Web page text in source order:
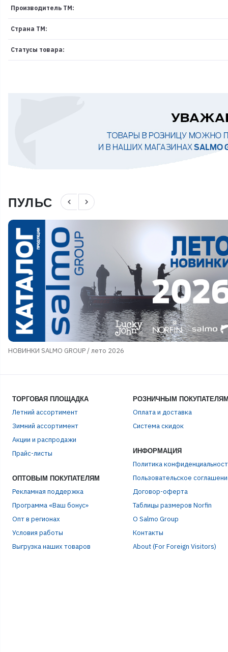
Производитель ТМ:
Страна ТМ:
Статусы товара:
ПУЛЬС navigate_before navigate_next
НОВИНКИ SALMO GROUP / лето 2026
ТОРГОВАЯ ПЛОЩАДКА
Летний ассортимент
Зимний ассортимент
Акции и распродажи
Прайс-листы
ОПТОВЫМ ПОКУПАТЕЛЯМ
Рекламная поддержка
Программа «Ваш бонус»
Опт в регионах
Условия работы
Выгрузка наших товаров
РОЗНИЧНЫМ
Оплата и доставка
Система скидок
ИНФОРМАЦИЯ
Политика
Пользовательское
Договор-оферта
Таблицы размеров Norfin
О Salmo Group
Контакты
About (For Foreign Visitors)